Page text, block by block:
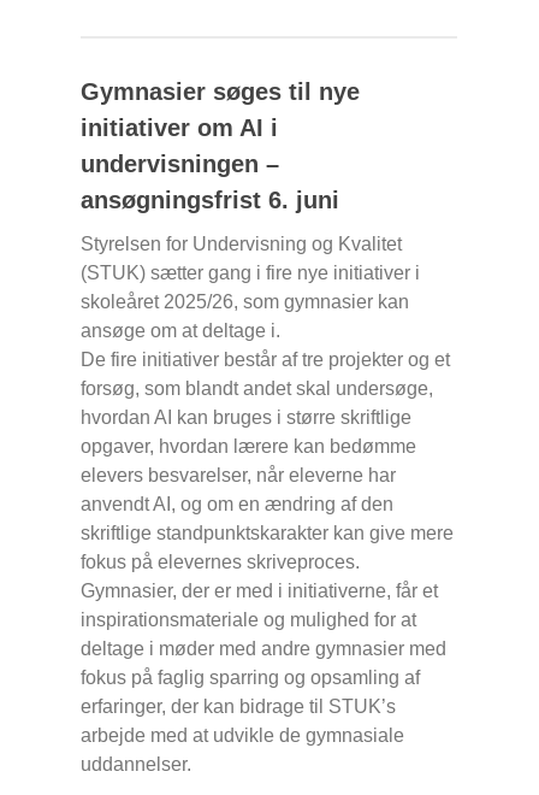
Gymnasier søges til nye
initiativer om AI i
undervisningen –
ansøgningsfrist 6. juni
Styrelsen for Undervisning og Kvalitet
(STUK) sætter gang i fire nye initiativer i
skoleåret 2025/26, som gymnasier kan
ansøge om at deltage i.
De fire initiativer består af tre projekter og et
forsøg, som blandt andet skal undersøge,
hvordan AI kan bruges i større skriftlige
opgaver, hvordan lærere kan bedømme
elevers besvarelser, når eleverne har
anvendt AI, og om en ændring af den
skriftlige standpunktskarakter kan give mere
fokus på elevernes skriveproces.
Gymnasier, der er med i initiativerne, får et
inspirationsmateriale og mulighed for at
deltage i møder med andre gymnasier med
fokus på faglig sparring og opsamling af
erfaringer, der kan bidrage til STUK’s
arbejde med at udvikle de gymnasiale
uddannelser.